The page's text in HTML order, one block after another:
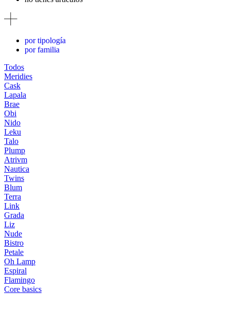
por tipología
por familia
Todos
Meridies
Cask
Lapala
Brae
Obi
Nido
Leku
Talo
Plump
Atrivm
Nautica
Twins
Blum
Terra
Link
Grada
Liz
Nude
Bistro
Petale
Oh Lamp
Espiral
Flamingo
Core basics